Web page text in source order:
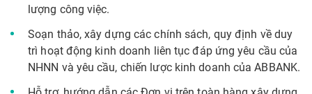
lượng công việc.
Soạn thảo, xây dựng các chính sách, quy định về duy
trì hoạt động kinh doanh liên tục đáp ứng yêu cầu của
NHNN và yêu cầu, chiến lược kinh doanh của ABBANK.